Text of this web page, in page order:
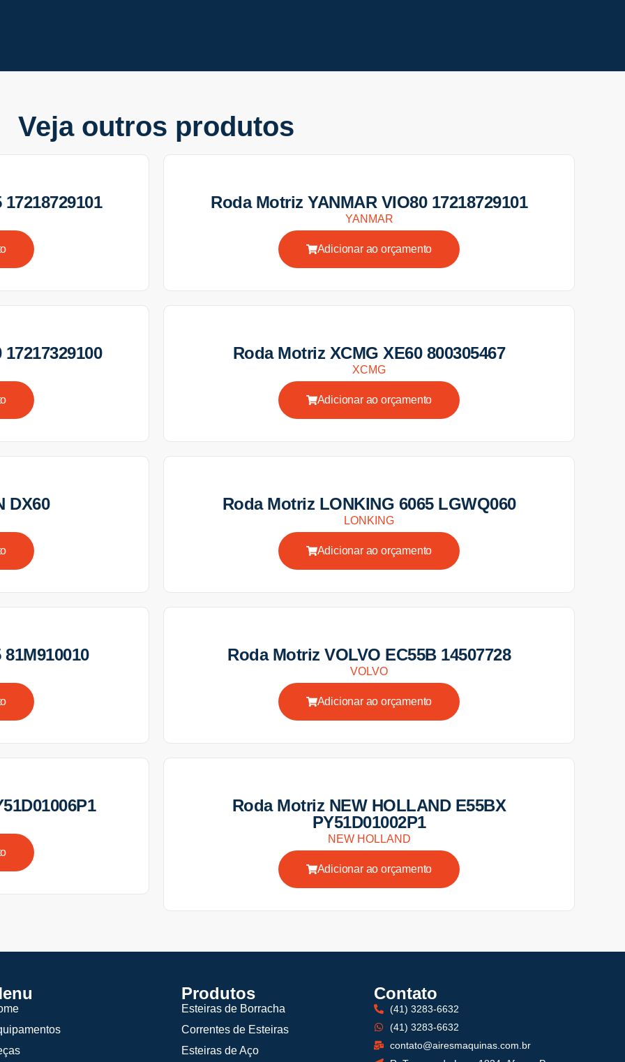
Veja outros produtos
Roda Motriz YANMAR VIO80 17218729101
YANMAR
Adicionar ao orçamento
Roda Motriz XCMG XE60 800305467
XCMG
Adicionar ao orçamento
DX60 Roda Motriz LONKING 6065 LGWQ060
LONKING
Adicionar ao orçamento
Roda Motriz VOLVO EC55B 14507728
VOLVO
Adicionar ao orçamento
Roda Motriz NEW HOLLAND E55BX
PY51D01002P1
NEW HOLLAND
Adicionar ao orçamento
Produtos
Esteiras de Borracha
Correntes de Esteiras
Esteiras de Aço
Contato
(41) 3283-6632
(41) 3283-6632
contato@airesmaquinas.com.br